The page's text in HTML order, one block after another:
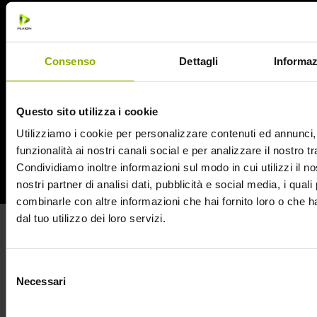
Consenso Dettagli
Questo sito utilizza i cookie
Utilizziamo i cookie per personalizzare contenuti ed
funzionalità ai nostri canali social e per analizzare il nostro
Condividiamo inoltre informazioni sul modo in cui utilizzi il
nostri partner di analisi dati, pubblicità e social media, i quali
combinarle con altre informazioni che hai fornito loro o che
dal tuo utilizzo dei loro servizi.
delNecessari
ma la testa di un grande felino, leone o leopardo. Sembra